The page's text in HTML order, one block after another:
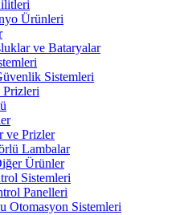
Ürünleri
ve Bataryalar
Sistemleri
Prizleri
ve Prizler
Lambalar
Ürünler
Sistemleri
Panelleri
Otomasyon Sistemleri